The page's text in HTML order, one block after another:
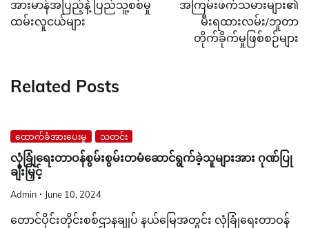
အားမာန်အပြည့်နဲ့ ပြည်သူ့စစ်မှု
ထမ်းလူငယ်များ
အကြမ်းဖက်သမားများ၏
မီးရထားလမ်း/ဘူတာ
တိုက်ခိုက်မှုဖြစ်စဉ်များ
Related Posts
ထောက်ခံအားပေးမှု သတင်း
လုံခြုံရေးတာဝန်စွမ်းစွမ်းတမံဆောင်ရွက်ခဲ့သူများအား ဂုဏ်ပြု
ချီးမြှင့်
Admin June 10, 2024
တောင်ပိုင်းတိုင်းစစ်ဌာနချုပ် နယ်မြေအတွင်း လုံခြုံရေးတာဝန်